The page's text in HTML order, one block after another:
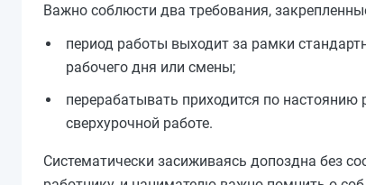
Важно соблюсти два требования,
период работы выходит за рамки
рабочего дня или смены;
перерабатывать приходится по настоянию
сверхурочной работе.
Систематически засиживаясь допоздна без